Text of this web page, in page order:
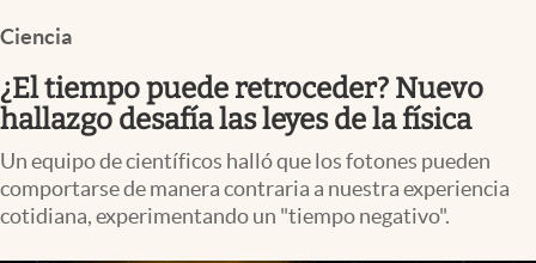
Pc y celular
Vida y estilo
Ciencia
¿El tiempo puede retroceder? Nuevo
hallazgo desafía las leyes de la física
Un equipo de científicos halló que los fotones pueden
comportarse de manera contraria a nuestra experiencia
cotidiana, experimentando un "tiempo negativo".